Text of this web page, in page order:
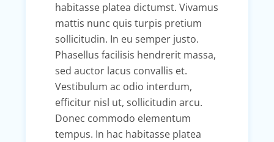
habitasse platea dictumst. Vivamus
mattis nunc quis turpis pretium
sollicitudin. In eu semper justo.
Phasellus facilisis hendrerit massa,
sed auctor lacus convallis et.
Vestibulum ac odio interdum,
efficitur nisl ut, sollicitudin arcu.
Donec commodo elementum
tempus. In hac habitasse platea